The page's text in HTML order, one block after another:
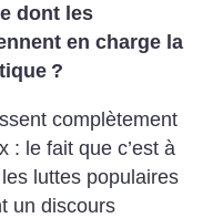
dont les
en charge la
?
complètement
: le fait que c’est à
luttes populaires
un discours